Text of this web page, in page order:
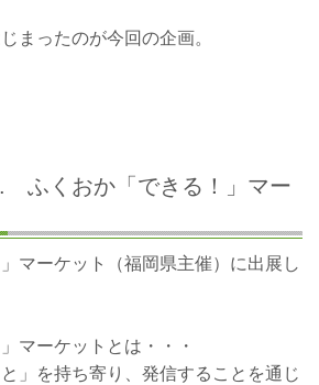
まったのが今回の企画。
ふくおか「できる！」マー
マーケット（福岡県主催）に出展し
マーケットとは・・・
」を持ち寄り、発信することを通じ